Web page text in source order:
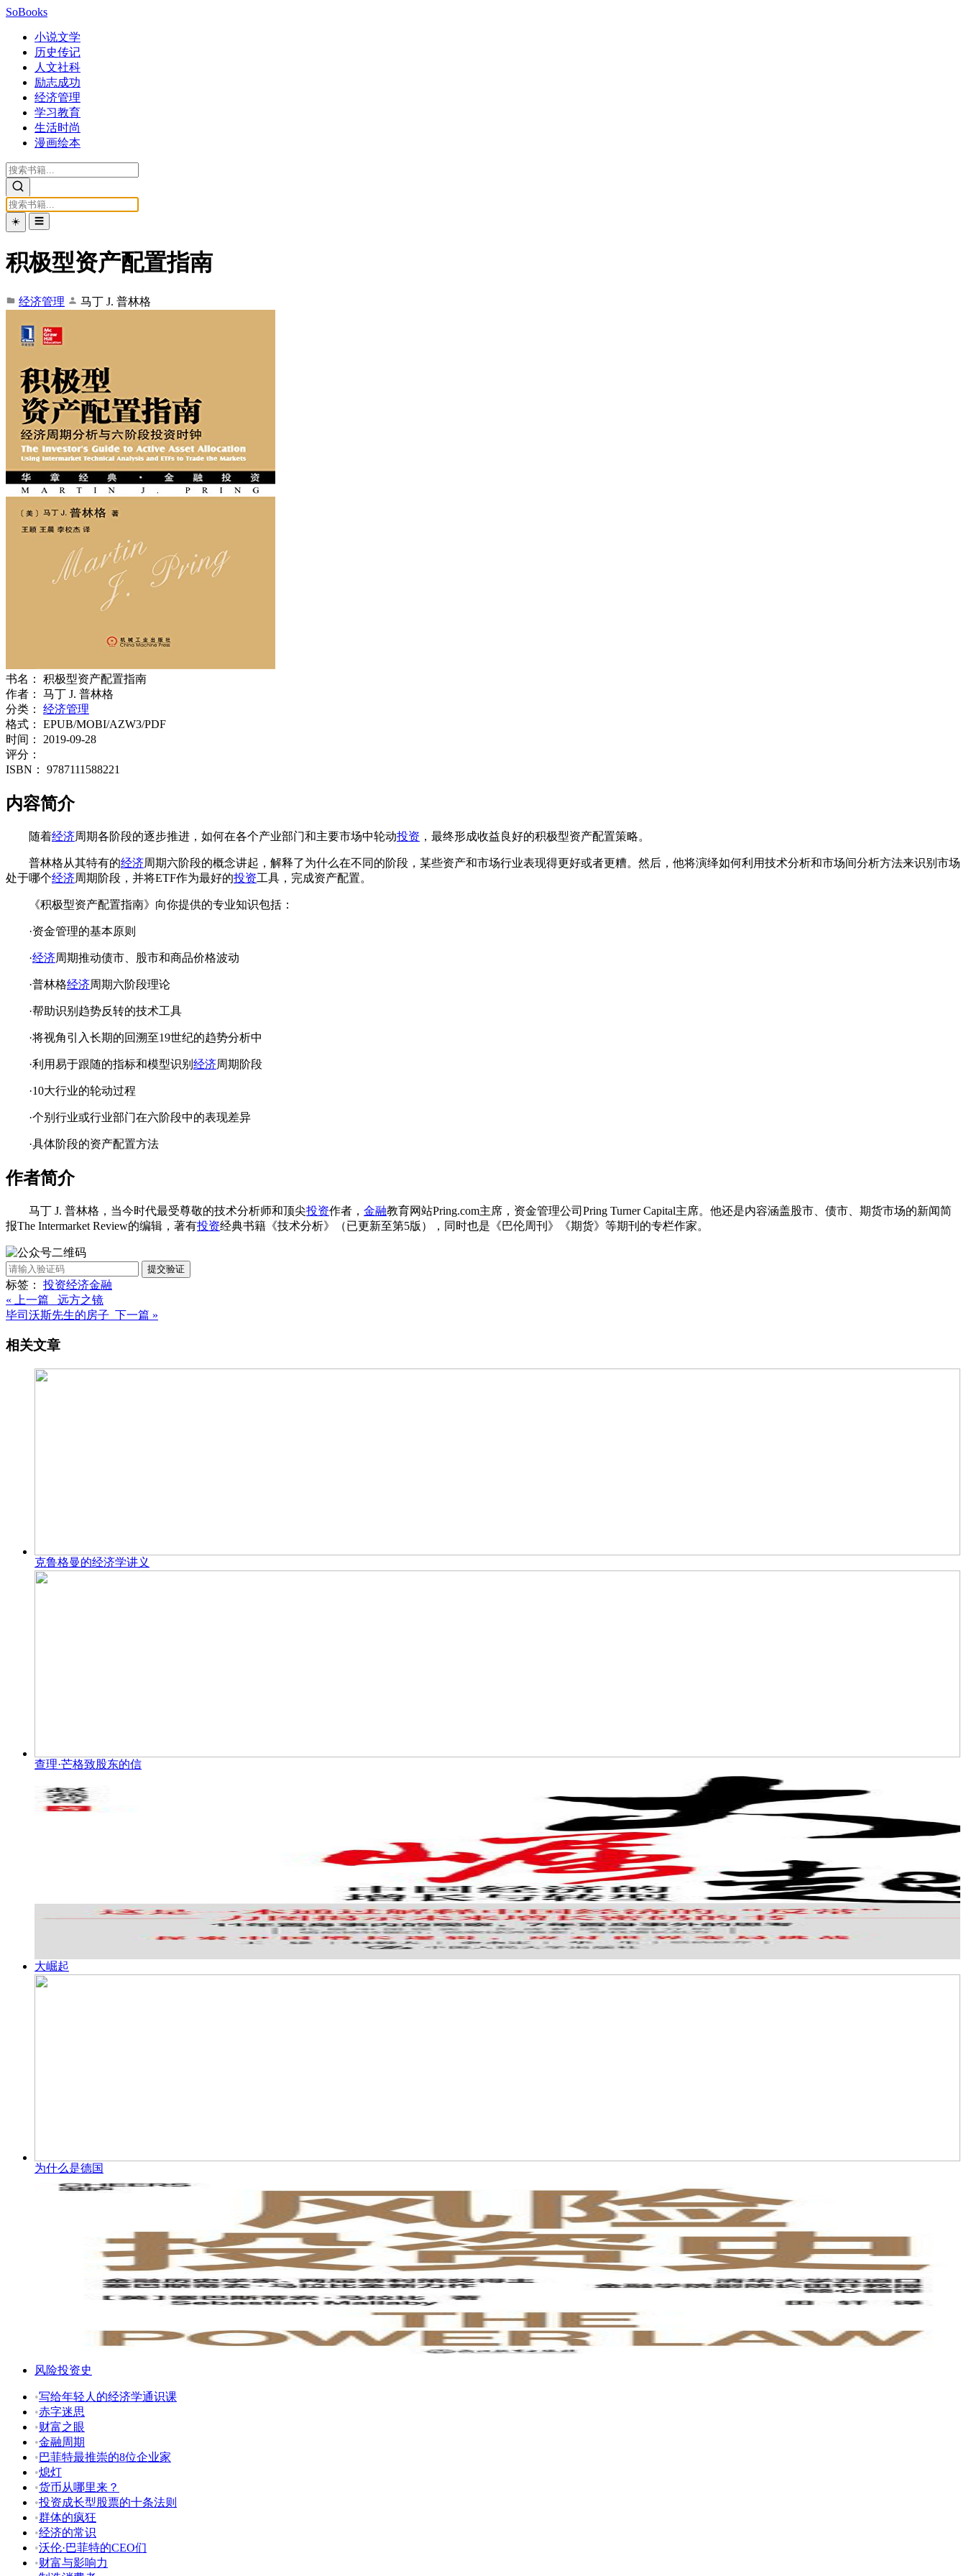
SoBooks
小说文学
历史传记
人文社科
励志成功
经济管理
学习教育
生活时尚
漫画绘本
☀️ ☰
积极型资产配置指南
经济管理 马丁 J. 普林格
书名：
积极型资产配置指南
作者：
马丁 J. 普林格
分类：
经济管理
格式：
EPUB/MOBI/AZW3/PDF
时间：
2019-09-28
评分：
ISBN：
9787111588221
内容简介
随着经济周期各阶段的逐步推进，如何在各个产业部门和主要市场中轮动投资 ，最终形成收益良好的积极型资产配置策略。
普林格从其特有的经济周期六阶段的概念讲起，解释了为什么在不同的阶段，某些资产和市场行业表现得更好或者更糟。然后，他将演绎如何利用技术分析和市场间分析方法来识别市场
处于哪个经济周期阶段，并将ETF作为最好的投资工具，完成资产配置。
《积极型资产配置指南》向你提供的专业知识包括：
·资金管理的基本原则
·经济周期推动债市、股市和商品价格波动
·普林格经济周期六阶段理论
·帮助识别趋势反转的技术工具
·将视角引入长期的回溯至19世纪的趋势分析中
·利用易于跟随的指标和模型识别 经济周期阶段
·10大行业的轮动过程
·个别行业或行业部门在六阶段中的表现差异
·具体阶段的资产配置方法
作者简介
马丁 J. 普林格，当今时代最受尊敬的技术分析师和顶尖投资作者， 金融教育网站Pring.com主席，资金管理公司Pring Turner Capital主席。他还是内容涵盖股市、债市、期货市场的新闻简
报The Intermarket Review的编辑，著有投资经典书籍《技术分析》（已更新至第5版），同时也是《巴伦周刊》《期货》等期刊的专栏作家。
提交验证
标签： 投资经济金融
« 上一篇 远方之镜
毕司沃斯先生的房子 下一篇 »
相关文章
克鲁格曼的经济学讲义
查理·芒格致股东的信
大崛起
为什么是德国
风险投资史
•写给年轻人的经济学通识课
•赤字迷思
•财富之眼
•金融周期
•巴菲特最推崇的8位企业家
•熄灯
•货币从哪里来？
•投资成长型股票的十条法则
•群体的疯狂
•经济的常识
•沃伦·巴菲特的CEO们
•财富与影响力